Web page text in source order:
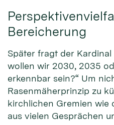
Bereicherung
Später fragt der Kardinal
wollen wir 2030, 2035
erkennbar sein?“ Um
Rasenmäherprinzip zu
kirchlichen Gremien wie
aus vielen Gesprächen